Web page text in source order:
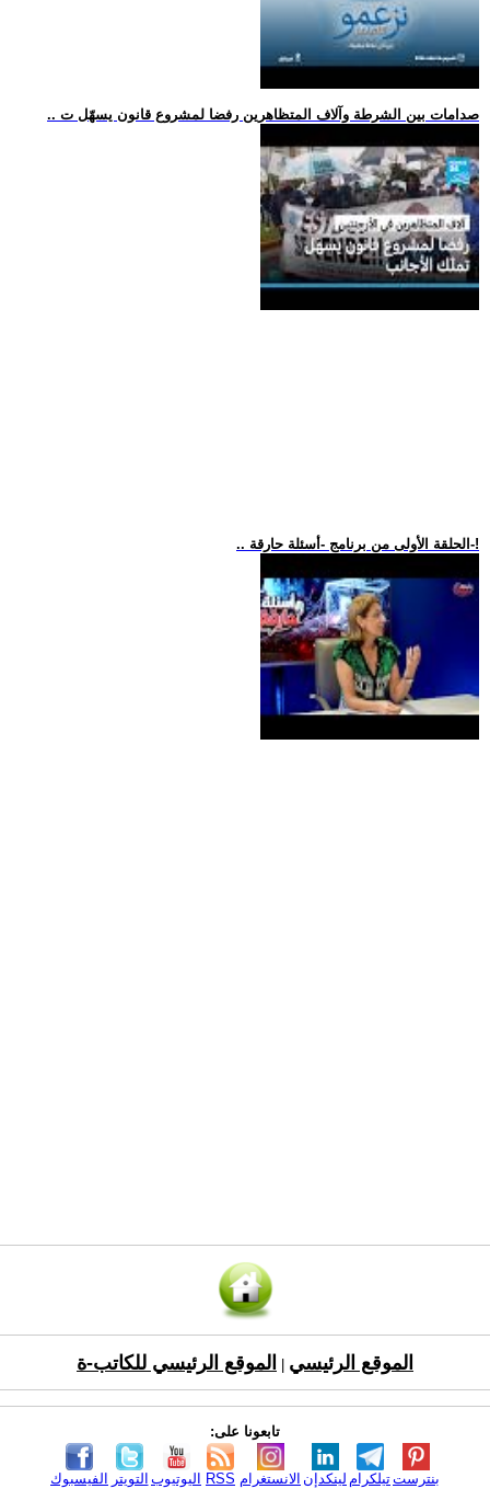
.. صدامات بين الشرطة وآلاف المتظاهرين رفضا لمشروع قانون يسهّل ت
.. الحلقة الأولى من برنامج -أسئلة حارقة-!
الموقع الرئيسي الموقع الرئيسي للكاتب-ة
تابعونا على:
الفيسبوك التويتر اليوتيوب RSS الانستغرام لينكدإن تيلكرامبنترست